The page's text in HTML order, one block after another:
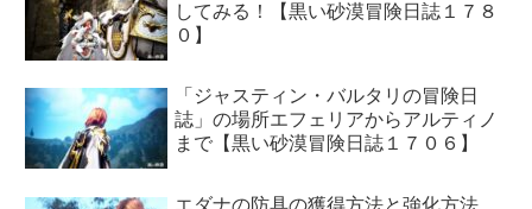
してみる！【黒い砂漠冒険日誌１７８
０】
「ジャスティン・バルタリの冒険日
誌」の場所エフェリアからアルティノ
まで【黒い砂漠冒険日誌１７０６】
エダナの防具の獲得方法と強化方法